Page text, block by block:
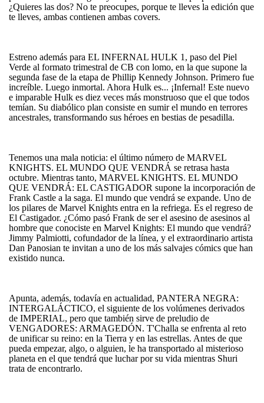
¿Quieres las dos? No te preocupes, porque te lleves la edición que
te lleves, ambas contienen ambas covers.
Estreno además para EL INFERNAL HULK 1, paso del Piel
Verde al formato trimestral de CB con lomo, en la que supone la
segunda fase de la etapa de Phillip Kennedy Johnson. Primero fue
increíble. Luego inmortal. Ahora Hulk es... ¡Infernal! Este nuevo
e imparable Hulk es diez veces más monstruoso que el que todos
temían. Su diabólico plan consiste en sumir el mundo en terrores
ancestrales, transformando sus héroes en bestias de pesadilla.
Tenemos una mala noticia: el último número de MARVEL
KNIGHTS. EL MUNDO QUE VENDRÁ se retrasa hasta
octubre. Mientras tanto, MARVEL KNIGHTS. EL MUNDO
QUE VENDRÁ: EL CASTIGADOR supone la incorporación de
Frank Castle a la saga. El mundo que vendrá se expande. Uno de
los pilares de Marvel Knights entra en la refriega. Es el regreso de
El Castigador. ¿Cómo pasó Frank de ser el asesino de asesinos al
hombre que conociste en Marvel Knights: El mundo que vendrá?
Jimmy Palmiotti, cofundador de la línea, y el extraordinario artista
Dan Panosian te invitan a uno de los más salvajes cómics que han
existido nunca.
Apunta, además, todavía en actualidad, PANTERA NEGRA:
INTERGALÁCTICO, el siguiente de los volúmenes derivados
de IMPERIAL, pero que también sirve de preludio de
VENGADORES: ARMAGEDÓN. T'Challa se enfrenta al reto
de unificar su reino: en la Tierra y en las estrellas. Antes de que
pueda empezar, algo, o alguien, le ha transportado al misterioso
planeta en el que tendrá que luchar por su vida mientras Shuri
trata de encontrarlo.